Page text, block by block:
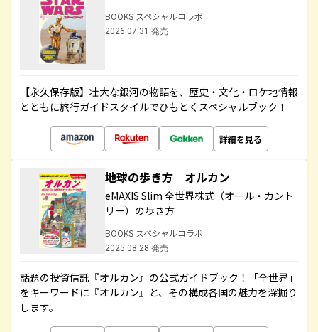
BOOKS スペシャルコラボ
2026.07.31 発売
【永久保存版】壮大な銀河の物語を、歴史・文化・ロケ地情報
とともに旅行ガイドスタイルでひもとくスペシャルブック！
詳細を見る
地球の歩き方 オルカン
eMAXIS Slim 全世界株式（オール・カント
リー）の歩き方
BOOKS スペシャルコラボ
2025.08.28 発売
話題の投資信託『オルカン』の公式ガイドブック！「全世界」
をキーワードに『オルカン』と、その構成各国の魅力を深掘り
します。